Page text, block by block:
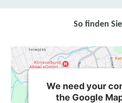
So finden
We need your
the Google